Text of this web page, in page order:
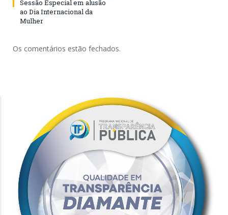
Sessão Especial em alusão
ao Dia Internacional da
Mulher
Os comentários estão fechados.